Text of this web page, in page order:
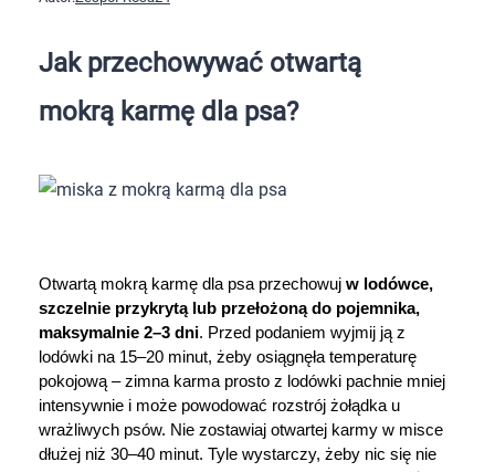
Zdrowie
Dziecko
Kosmetyki
Mężczyzna
Zdrowy styl życia
Jak przechowywać otwartą
mokrą karmę dla psa?
Otwartą mokrą karmę dla psa przechowuj w lodówce,
szczelnie przykrytą lub przełożoną do pojemnika,
maksymalnie 2–3 dni. Przed podaniem wyjmij ją z
lodówki na 15–20 minut, żeby osiągnęła temperaturę
pokojową – zimna karma prosto z lodówki pachnie mniej
intensywnie i może powodować rozstrój żołądka u
wrażliwych psów. Nie zostawiaj otwartej karmy w misce
dłużej niż 30–40 minut. Tyle wystarczy, żeby nic się nie